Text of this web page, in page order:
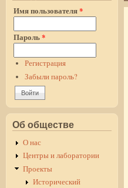
Имя пользователя*
Пароль*
Регистрация
Забыли пароль?
Об обществе
О нас
Центры и лаборатории
Проекты
Исторический